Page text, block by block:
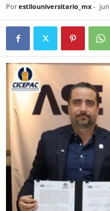
Por estilouniversitario_mx -